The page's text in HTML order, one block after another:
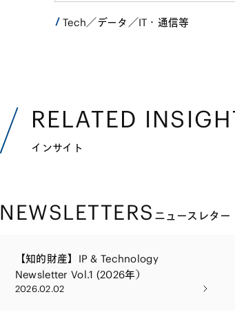
Tech／データ／IT・通信等
RELATED
インサイト
NEWSLETTERS ニュースレター
【知的財産】IP & Technology
Newsletter Vol.1 (2026年）
2026.02.02